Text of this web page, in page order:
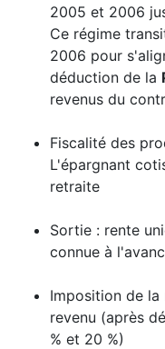
2005 et 2006
Ce régime
2006 pour
déduction de la
revenus du
Fiscalité des
L'épargnant
retraite
Sortie : rente
connue à
Imposition de
revenu (après
% et 20 %)